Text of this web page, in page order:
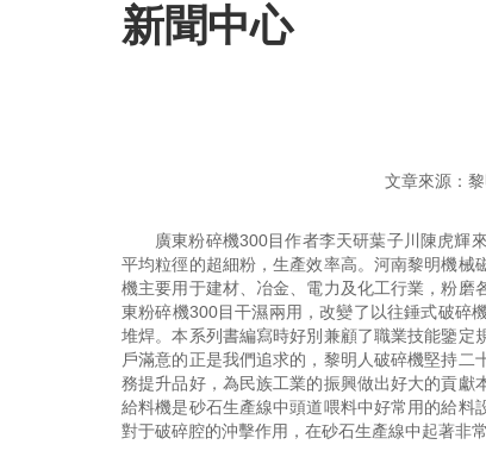
新聞中心
文章來源
廣東粉碎機300目作者李天研葉子川陳虎輝
平均粒徑的超細粉，生產效率高。河南黎明機
機主要用于建材、冶金、電力及化工行業，粉
東粉碎機300目干濕兩用，改變了以往錘式破碎
堆焊。本系列書編寫時好別兼顧了職業技能鑒定
戶滿意的正是我們追求的，黎明人破碎機堅持
務提升品好，為民族工業的振興做出好大的貢
給料機是砂石生產線中頭道喂料中好常用的給
對于破碎腔的沖擊作用，在砂石生產線中起著非常